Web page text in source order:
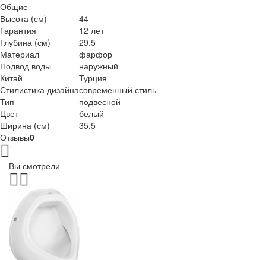
Общие
Высота (см)
44
Гарантия
12 лет
Глубина (см)
29.5
Материал
фарфор
Подвод воды
наружный
Китай
Турция
Стилистика дизайнасовременный стиль
Тип
подвесной
Цвет
белый
Ширина (см)
35.5
Отзывы0
Вы смотрели